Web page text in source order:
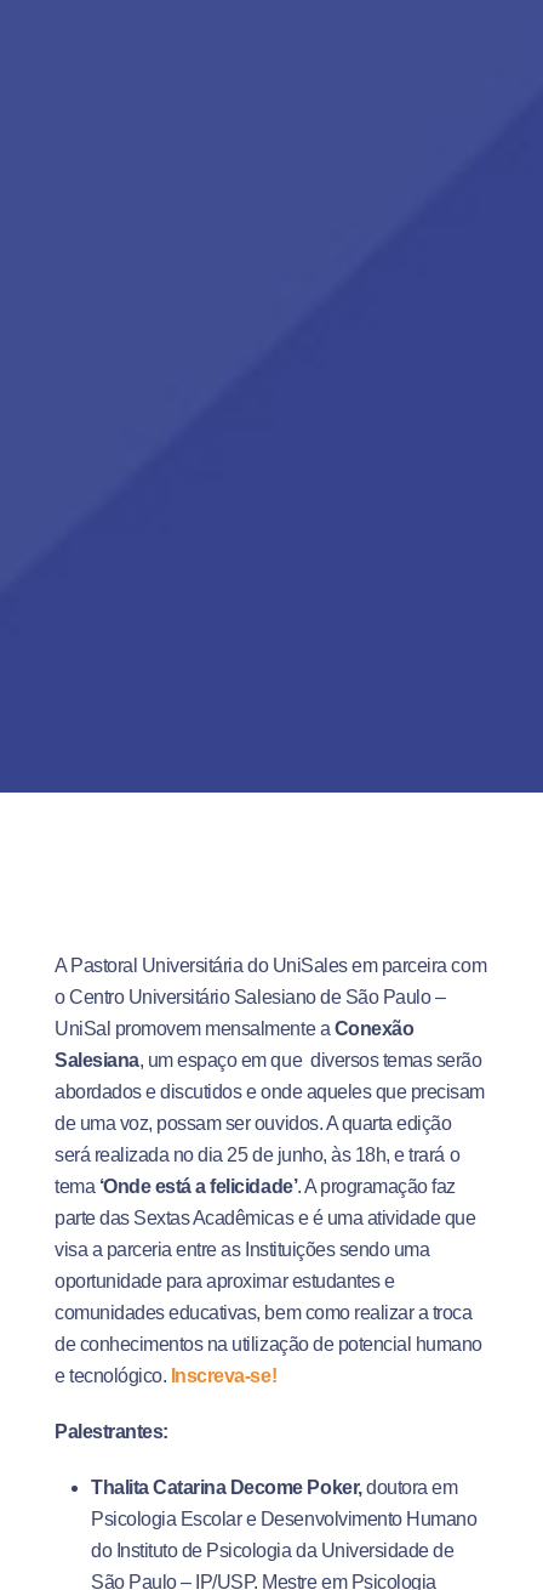
A Pastoral Universitária do UniSales em parceira com
o Centro Universitário Salesiano de São Paulo –
UniSal promovem mensalmente a Conexão
Salesiana, um espaço em que diversos temas serão
abordados e discutidos e onde aqueles que precisam
de uma voz, possam ser ouvidos. A quarta edição
será realizada no dia 25 de junho, às 18h, e trará o
tema ‘Onde está a felicidade’. A programação faz
parte das Sextas Acadêmicas e é uma atividade que
visa a parceria entre as Instituições sendo uma
oportunidade para aproximar estudantes e
comunidades educativas, bem como realizar a troca
de conhecimentos na utilização de potencial humano
e tecnológico. Inscreva-se!
Palestrantes:
Thalita Catarina Decome Poker,doutora em
Psicologia Escolar e Desenvolvimento Humano
do Instituto de Psicologia da Universidade de
São Paulo – IP/USP. Mestre em Psicologia